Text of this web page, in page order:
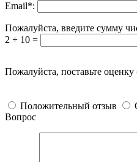
Email*:
Пожалуйста, введите сумму
2 + 10 =
Пожалуйста, поставьте
Положительный отзыв
Вопрос